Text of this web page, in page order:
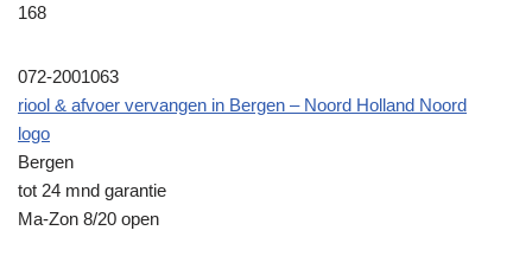
168
072-2001063
riool & afvoer vervangen in Bergen – Noord Holland Noord
logo
Bergen
tot 24 mnd garantie
Ma-Zon 8/20 open